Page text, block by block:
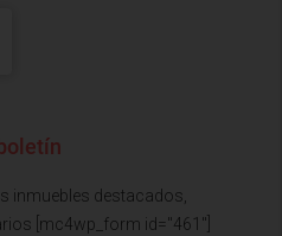
inmuebles destacados,
[mc4wp_form id="461"]